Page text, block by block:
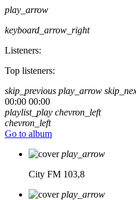
play_arrow
keyboard_arrow_right
Listeners:
Top listeners:
skip_previous play_arrow
00:00 00:00
playlist_play chevron_left
chevron_left
Go to album
play_arrow
City FM 103,8
play_arrow